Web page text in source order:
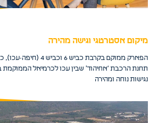
מיקום אסטרטגי וגישה מהירה
תחנת הרכבת ‘אחיהוד’ שבין עכו לכרמיאל
נגישות נוחה ומהירה